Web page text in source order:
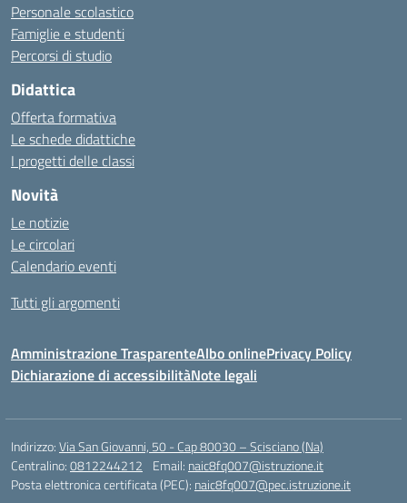
Personale scolastico
Famiglie e studenti
Percorsi di studio
Didattica
Offerta formativa
Le schede didattiche
I progetti delle classi
Novità
Le notizie
Le circolari
Calendario eventi
Tutti gli argomenti
Amministrazione TrasparenteAlbo onlinePrivacy Policy
Dichiarazione di accessibilitàNote legali
Indirizzo:Via San Giovanni, 50 - Cap 80030 – Scisciano (Na)
Centralino:0812244212 Email: naic8fq007@istruzione.it
Posta elettronica certificata (PEC): naic8fq007@pec.istruzione.it